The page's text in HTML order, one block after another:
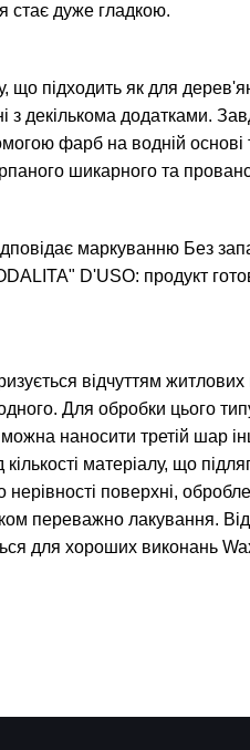
стає дуже гладкою.
підходить як для
декількома додатками.
фарб на водній
шикарного та
маркуванню Без
D'USO: продукт
відчуттям
Для обробки цього
наносити третій шар
матеріалу, що
поверхні,
переважно лакування.
для хороших виконань